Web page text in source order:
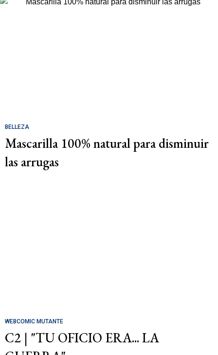
BELLEZA
Mascarilla 100% natural para disminuir
las arrugas
WEBCOMIC MUTANTE
C2 | "TU OFICIO ERA... LA